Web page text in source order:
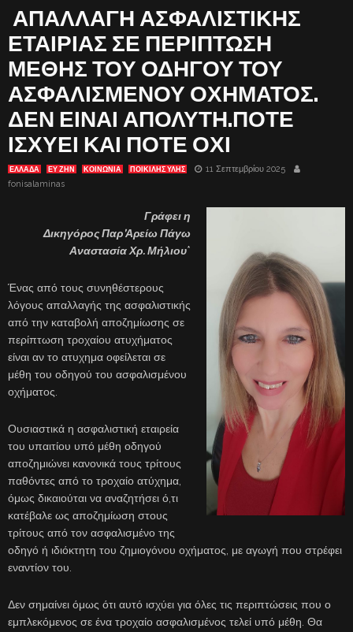
ΑΠΑΛΛΑΓΗ ΑΣΦΑΛΙΣΤΙΚΗΣ
ΕΤΑΙΡΙΑΣ ΣΕ ΠΕΡΙΠΤΩΣΗ
ΜΕΘΗΣ ΤΟΥ ΟΔΗΓΟΥ ΤΟΥ
ΑΣΦΑΛΙΣΜΕΝΟΥ ΟΧΗΜΑΤΟΣ.
ΔΕΝ ΕΙΝΑΙ ΑΠΟΛΥΤΗ.ΠΟΤΕ
ΙΣΧΥΕΙ ΚΑΙ ΠΟΤΕ ΟΧΙ
ΕΛΛΑΔΑ ΕΥ ΖΗΝ ΚΟΙΝΩΝΙΑ ΠΟΙΚΙΛΗΣ ΥΛΗΣ
11 Σεπτεμβρίου 2025
fonisalaminas
Γράφει η
Δικηγόρος Παρ’Αρείω Πάγω
Αναστασία Χρ. Μήλιου*
Ένας από τους συνηθέστερους
λόγους απαλλαγής της ασφαλιστικής
από την καταβολή αποζημίωσης σε
περίπτωση τροχαίου ατυχήματος
είναι αν το ατυχημα οφείλεται σε
μέθη του οδηγού του ασφαλισμένου
οχήματος.
Ουσιαστικά η ασφαλιστική εταιρεία
του υπαιτίου υπό μέθη οδηγού
αποζημιώνει κανονικά τους τρίτους
παθόντες από το τροχαίο ατύχημα,
όμως δικαιούται να αναζητήσει ό,τι
κατέβαλε ως αποζημίωση στους
τρίτους από τον ασφαλισμένο της
οδηγό ή ιδιόκτητη του ζημιογόνου οχήματος, με αγωγή που στρέφει
εναντίον του.
Δεν σημαίνει όμως ότι αυτό ισχύει για όλες τις περιπτώσεις που ο
εμπλεκόμενος σε ένα τροχαίο ασφαλισμένος τελεί υπό μέθη. Θα